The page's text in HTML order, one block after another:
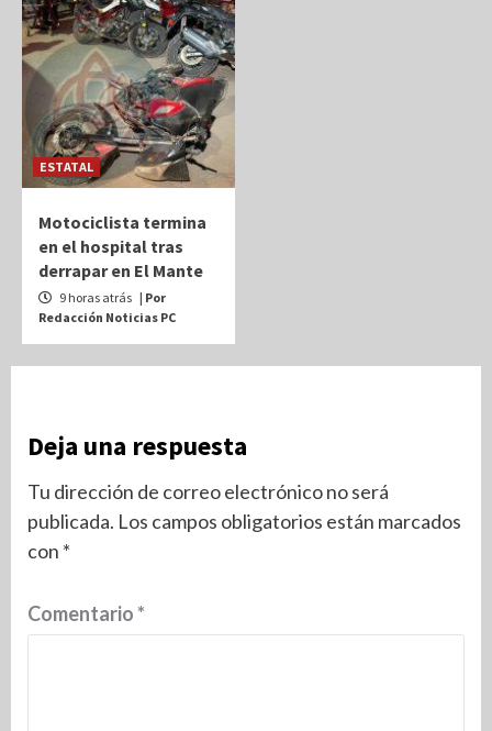
ESTATAL
Motociclista termina
en el hospital tras
derrapar en El Mante
9 horas atrás | Por
Redacción Noticias PC
Deja una respuesta
Tu dirección de correo electrónico no será
publicada. Los campos obligatorios están marcados
con *
Comentario*